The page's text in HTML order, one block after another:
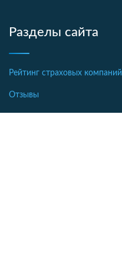
Разделы сайта
Рейтинг страховых компаний
Отзывы